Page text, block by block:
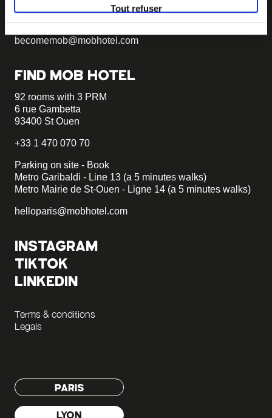
Tout refuser
just write to us and tell us about your
becomemob@mobhotel.com
FIND MOB HOTEL
92 rooms with 3 PRM
6 rue Gambetta
93400 St Ouen
+33 1 470 070 70
Parking on site - Book
Metro Garibaldi - Line 13 (a 5 minutes walks)
Metro Mairie de St-Ouen - Ligne 14 (a 5 minutes walks)
helloparis@mobhotel.com
INSTAGRAM
TIKTOK
LINKEDIN
Terms & conditions
Legals
PARIS
LYON